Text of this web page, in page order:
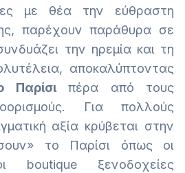
με θέα την εύθραστη
παρέχουν παράθυρα σε
την ηρεμία και τη
αποκαλύπτοντας
Παρίσιπέρα από τους
Για πολλούς
αξία κρύβεται στην
το Παρίσι όπως οι
boutique ξενοδοχείες